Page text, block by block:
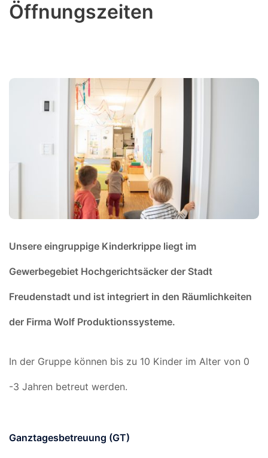
Öffnungszeiten
Unsere eingruppige Kinderkrippe liegt im
Gewerbegebiet Hochgerichtsäcker der Stadt
Freudenstadt und ist integriert in den Räumlichkeiten
der Firma Wolf Produktionssysteme.
In der Gruppe können bis zu 10 Kinder im Alter von 0
-3 Jahren betreut werden.
Ganztagesbetreuung (GT)